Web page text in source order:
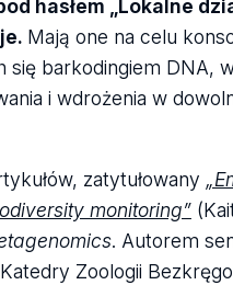
hasłem „Lokalne
Mają one na celu
się barkodingiem DNA,
i wdrożenia w
zatytułowany
monitoring”
. Autorem
Zoologii